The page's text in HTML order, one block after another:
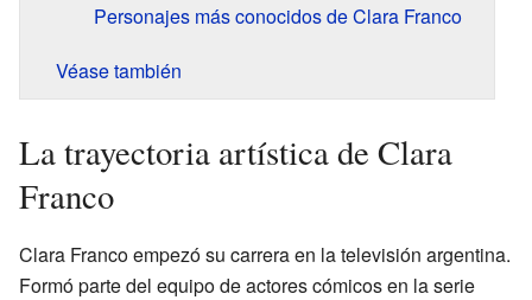
Personajes más conocidos de Clara Franco
Véase también
La trayectoria artística de Clara
Franco
Clara Franco empezó su carrera en la televisión argentina.
Formó parte del equipo de actores cómicos en la serie